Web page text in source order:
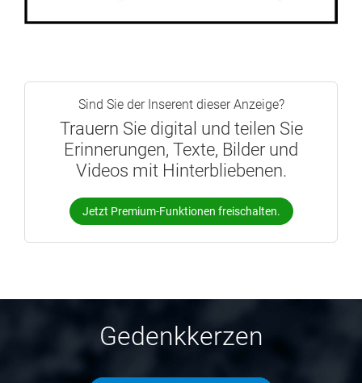
Sind Sie der Inserent dieser Anzeige?
Trauern Sie digital und teilen Sie
Erinnerungen, Texte, Bilder und
Videos mit Hinterbliebenen.
Jetzt Premium-Funktionen freischalten.
Gedenkkerzen